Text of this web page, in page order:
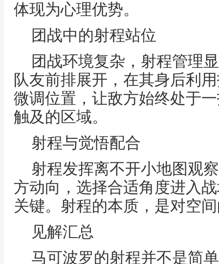
体现为心理优势。
团战中的射程站位
团战环境复杂，射程管理
队友前排展开，在其身后利
微调位置，让敌方始终处于
触及的区域。
射程与觉悟配合
射程发挥离不开小地图观
方动向，选择合适角度进入
关键。射程的本质，是对空
见解汇总
马可波罗的射程并不是简